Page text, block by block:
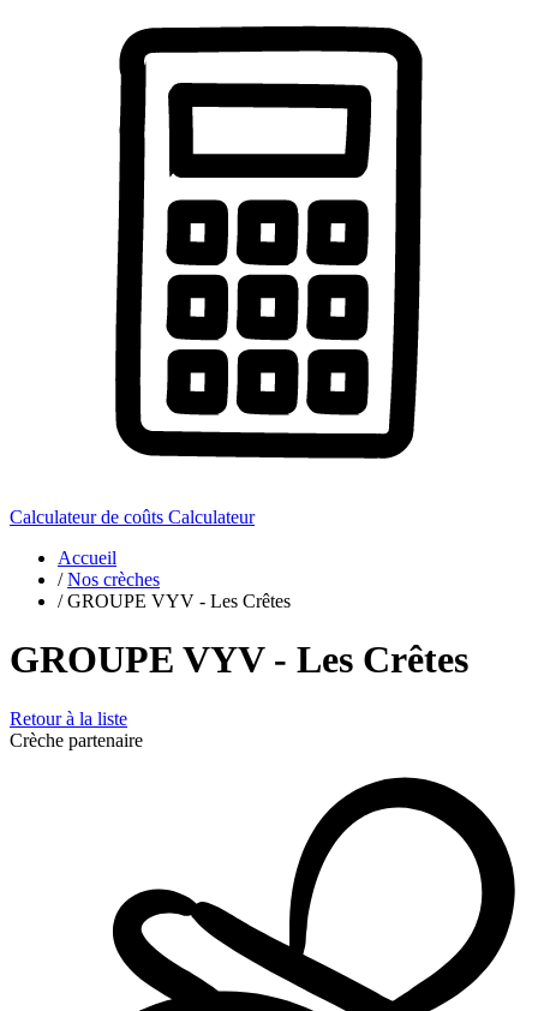
Calculateur de coûts Calculateur
Accueil
/ Nos crèches
/ GROUPE VYV - Les Crêtes
GROUPE VYV - Les Crêtes
Retour à la liste
Crèche partenaire